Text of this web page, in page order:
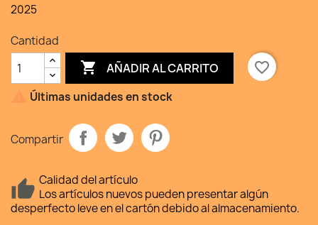
2025
Cantidad
 AÑADIR AL CARRITO
favorite_border
Últimas unidades en stock
Compartir
Calidad del artículo
Los artículos nuevos pueden presentar algún
desperfecto leve en el cartón debido al almacenamiento.